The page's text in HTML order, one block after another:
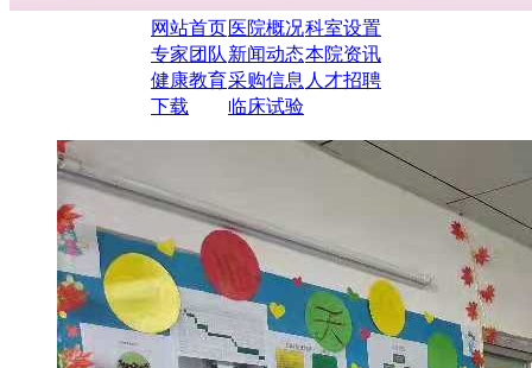
网站首页医院概况科室设置
专家团队 新闻动态本院资讯
健康教育采购信息 人才招聘
下载
临床试验